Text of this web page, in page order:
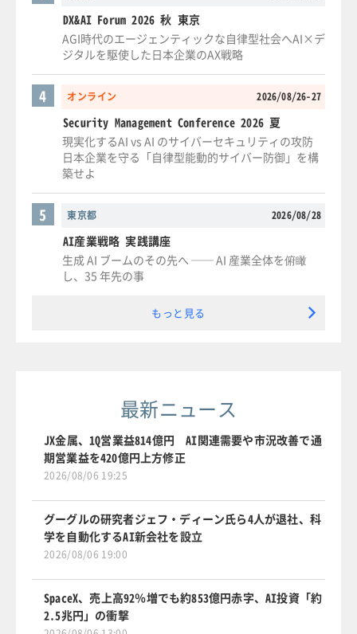
DX&AI Forum 2026 秋 東京
AGI時代のエージェンティックな自律型社会へAI×デ
ジタルを駆使した日本企業のAX戦略
オンライン 2026/08/26-27
4
Security Management Conference 2026 夏
現実化するAI vs AI のサイバーセキュリティの攻防
日本企業を守る「自律型能動的サイバー防御」を構
築せよ
東京都 2026/08/28
5
AI産業戦略 実践講座
生成 AI ブームのその先へ ── AI 産業全体を俯瞰
し、35 年先の事
もっと見る
最新ニュース
JX金属、1Q営業益814億円 AI関連需要や市況改善で通
期営業益を420億円上方修正
2026/08/06 19:25
グーグルの研究者ジェフ・ディーン氏ら4人が退社、科
学を自動化するAI新会社を設立
2026/08/06 19:00
SpaceX、売上高92％増でも約853億円赤字、AI投資「約
2.5兆円」の衝撃